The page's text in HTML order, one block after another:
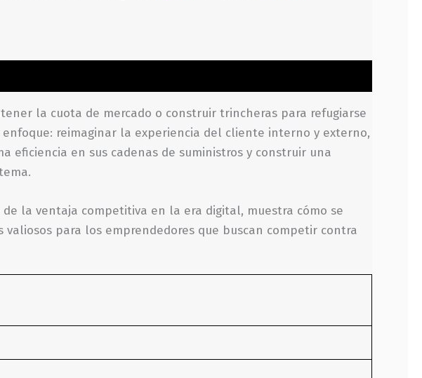
la cuota de mercado o construir trincheras para refugiarse
reimaginar la experiencia del cliente interno y externo,
eficiencia en sus cadenas de suministros y construir una
la ventaja competitiva en la era digital, muestra cómo se
para los emprendedores que buscan competir contra